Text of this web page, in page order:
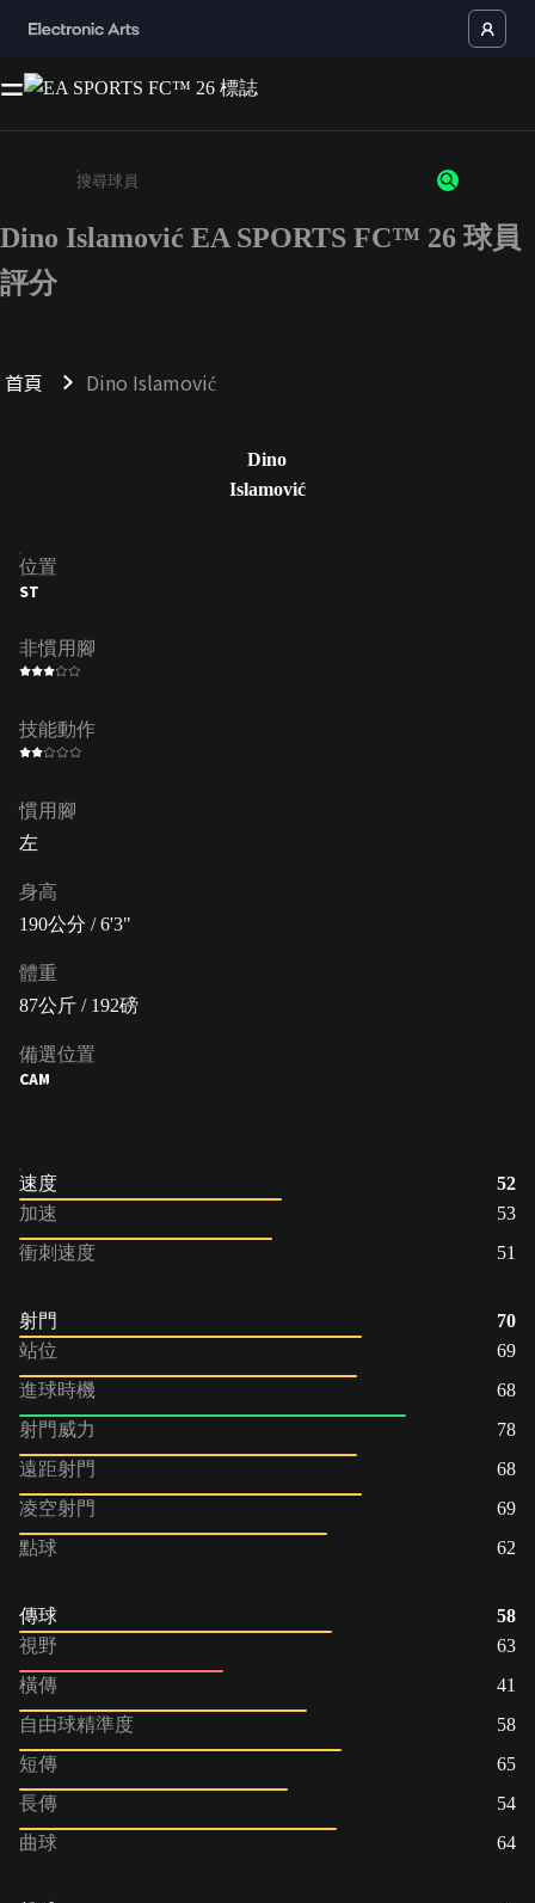
請輸入至少 3 個字元或數字
Dino Islamović EA SPORTS FC™ 26 球員
評分
首頁 Dino Islamović
Dino
Islamović
位置
ST
非慣用腳
技能動作
慣用腳
左
身高
190公分 / 6'3"
體重
87公斤 / 192磅
備選位置
CAM
速度
52
加速
53
衝刺速度
51
射門
70
站位
69
進球時機
68
射門威力
78
遠距射門
68
凌空射門
69
點球
62
傳球
58
視野
63
橫傳
41
自由球精準度
58
短傳
65
長傳
54
曲球
64